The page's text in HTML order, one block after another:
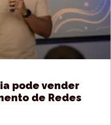
pode vender
de Redes